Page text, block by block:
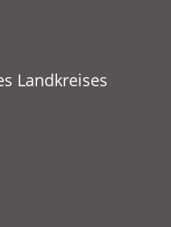
Landkreises